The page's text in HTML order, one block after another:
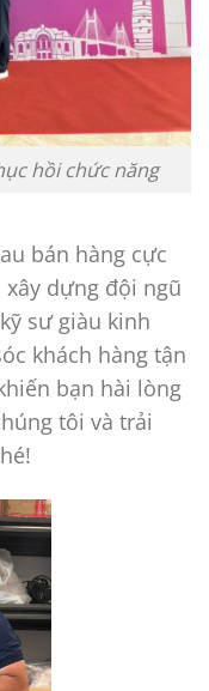
hồi chức năng
bán hàng cực
dựng đội ngũ
sư giàu kinh
khách hàng tận
bạn hài lòng
tôi và trải